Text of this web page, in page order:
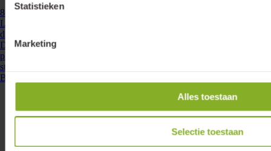
Statistieken
Marketing
Alles toestaan
Selectie toestaan
860088- LA-DRV-25W700PD
Lumiko led driver IP20 constante stroom 700mA 14.7-25.2W, 21-36V,
dimbaar | 860088
Deze Lumiko LED driver is speciaal ontwikkeld voor het eenvoudig,
plug and play, aansluiten van Lumiko LEDmodules. Door de dubbele
steekcontacten is parallelle ...
Bekijken